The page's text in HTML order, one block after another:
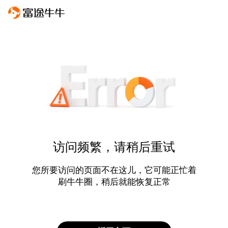
访问频繁，请稍后重试
您所要访问的页面不在这儿，它可能正忙着
刷牛牛圈，稍后就能恢复正常